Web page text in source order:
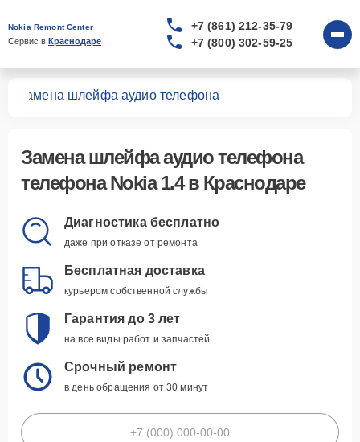
Nokia Remont Center
Сервис в Краснодаре
+7 (861) 212-35-79
+7 (800) 302-59-25
Замена шлейфа аудио телефона
Замена шлейфа аудио телефона
телефона Nokia 1.4 в Краснодаре
Диагностика бесплатно
даже при отказе от ремонта
Бесплатная доставка
курьером собственной службы
Гарантия до 3 лет
на все виды работ и запчастей
Срочный ремонт
в день обращения от 30 минут